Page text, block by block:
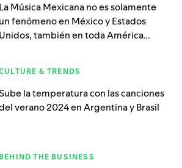
La Música Mexicana no es solamente
un fenómeno en México y Estados
Unidos, también en toda América
& TRENDS
la temperatura con las canciones
verano 2024 en Argentina y Brasil
BEHIND THE BUSINESS